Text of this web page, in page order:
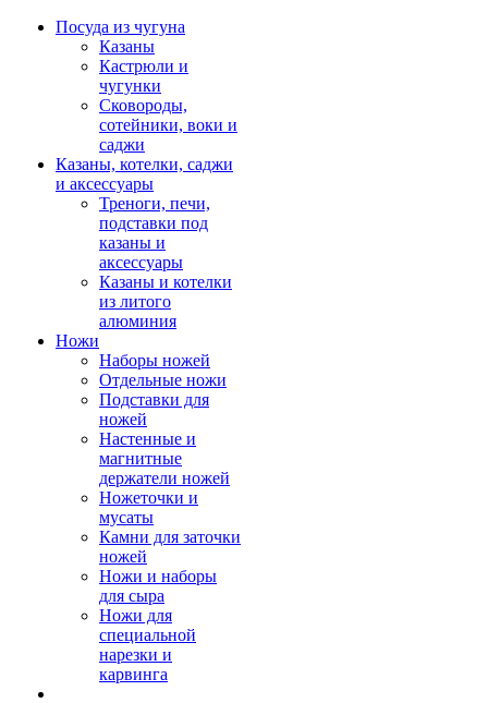
Посуда из чугуна
Казаны
Кастрюли и
чугунки
Сковороды,
сотейники, воки и
саджи
Казаны, котелки, саджи
и аксессуары
Треноги, печи,
подставки под
казаны и
аксессуары
Казаны и котелки
из литого
алюминия
Ножи
Наборы ножей
Отдельные ножи
Подставки для
ножей
Настенные и
магнитные
держатели ножей
Ножеточки и
мусаты
Камни для заточки
ножей
Ножи и наборы
для сыра
Ножи для
специальной
нарезки и
карвинга